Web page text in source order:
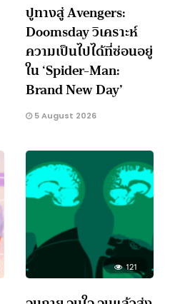
ปูทางสู่ Avengers:
Doomsday วิเคราะห์
ความเป็นไปได้ที่ซ่อนอยู่
ใน ‘Spider-Man:
Brand New Day’
5 August 2026
121